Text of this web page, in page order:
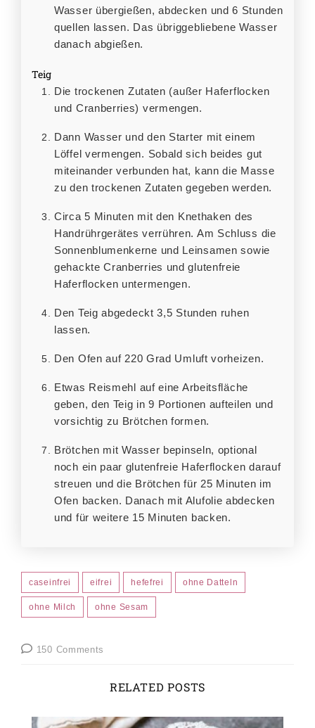
Wasser übergießen, abdecken und 6 Stunden
quellen lassen. Das übriggebliebene Wasser
danach abgießen.
Teig
Die trockenen Zutaten (außer Haferflocken
und Cranberries) vermengen.
Dann Wasser und den Starter mit einem
Löffel vermengen. Sobald sich beides gut
miteinander verbunden hat, kann die Masse
zu den trockenen Zutaten gegeben werden.
Circa 5 Minuten mit den Knethaken des
Handrührgerätes verrühren. Am Schluss die
Sonnenblumenkerne und Leinsamen sowie
gehackte Cranberries und glutenfreie
Haferflocken untermengen.
Den Teig abgedeckt 3,5 Stunden ruhen
lassen.
Den Ofen auf 220 Grad Umluft vorheizen.
Etwas Reismehl auf eine Arbeitsfläche
geben, den Teig in 9 Portionen aufteilen und
vorsichtig zu Brötchen formen.
Brötchen mit Wasser bepinseln, optional
noch ein paar glutenfreie Haferflocken darauf
streuen und die Brötchen für 25 Minuten im
Ofen backen. Danach mit Alufolie abdecken
und für weitere 15 Minuten backen.
caseinfrei eifrei hefefrei ohne Datteln
ohne Milch ohne Sesam
150 Comments
RELATED POSTS